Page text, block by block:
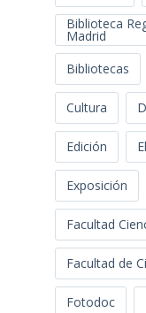
Biblioteca
Madrid
Bibliotecas
Cultura
Edición
Exposición
Facultad
Facultad de
Fotodoc